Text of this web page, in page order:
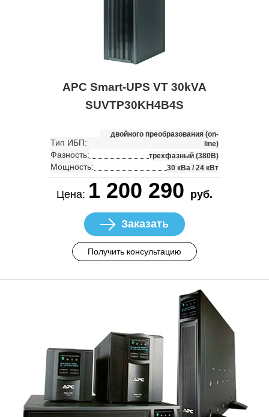
APC Smart-UPS VT 30kVA
SUVTP30KH4B4S
Тип ИБП:
двойного преобразования (on-
line)
Фазность: трехфазный (380В)
Мощность: 30 кВа / 24 кВт
Цена: 1 200 290 руб.
Заказать
Получить консультацию